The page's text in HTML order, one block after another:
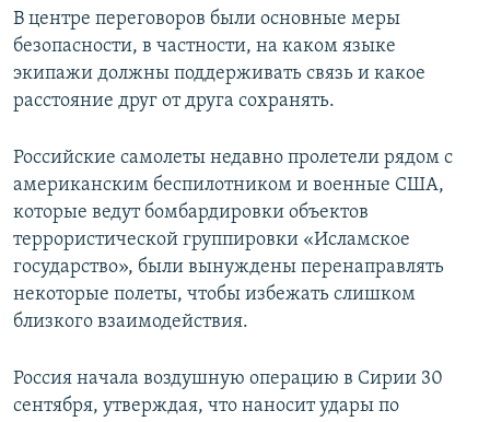
В центре переговоров были основные меры
безопасности, в частности, на каком языке
экипажи должны поддерживать связь и какое
расстояние друг от друга сохранять.
Российские самолеты недавно пролетели рядом с
американским беспилотником и военные США,
которые ведут бомбардировки объектов
террористической группировки «Исламское
государство», были вынуждены перенаправлять
некоторые полеты, чтобы избежать слишком
близкого взаимодействия.
Россия начала воздушную операцию в Сирии 30
сентября, утверждая, что наносит удары по